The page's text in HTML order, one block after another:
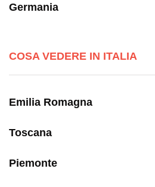
Germania
COSA VEDERE IN ITALIA
Emilia Romagna
Toscana
Piemonte